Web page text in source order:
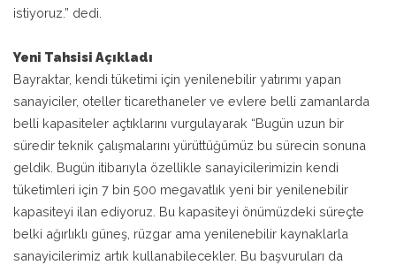
istiyoruz.” dedi.
Yeni Tahsisi Açıkladı
Bayraktar, kendi tüketimi için yenilenebilir yatırımı yapan
sanayiciler, oteller ticarethaneler ve evlere belli zamanlarda
belli kapasiteler açtıklarını vurgulayarak “Bugün uzun bir
süredir teknik çalışmalarını yürüttüğümüz bu sürecin sonuna
geldik. Bugün itibarıyla özellikle sanayicilerimizin kendi
tüketimleri için 7 bin 500 megavatlık yeni bir yenilenebilir
kapasiteyi ilan ediyoruz. Bu kapasiteyi önümüzdeki süreçte
belki ağırlıklı güneş, rüzgar ama yenilenebilir kaynaklarla
sanayicilerimiz artık kullanabilecekler. Bu başvuruları da